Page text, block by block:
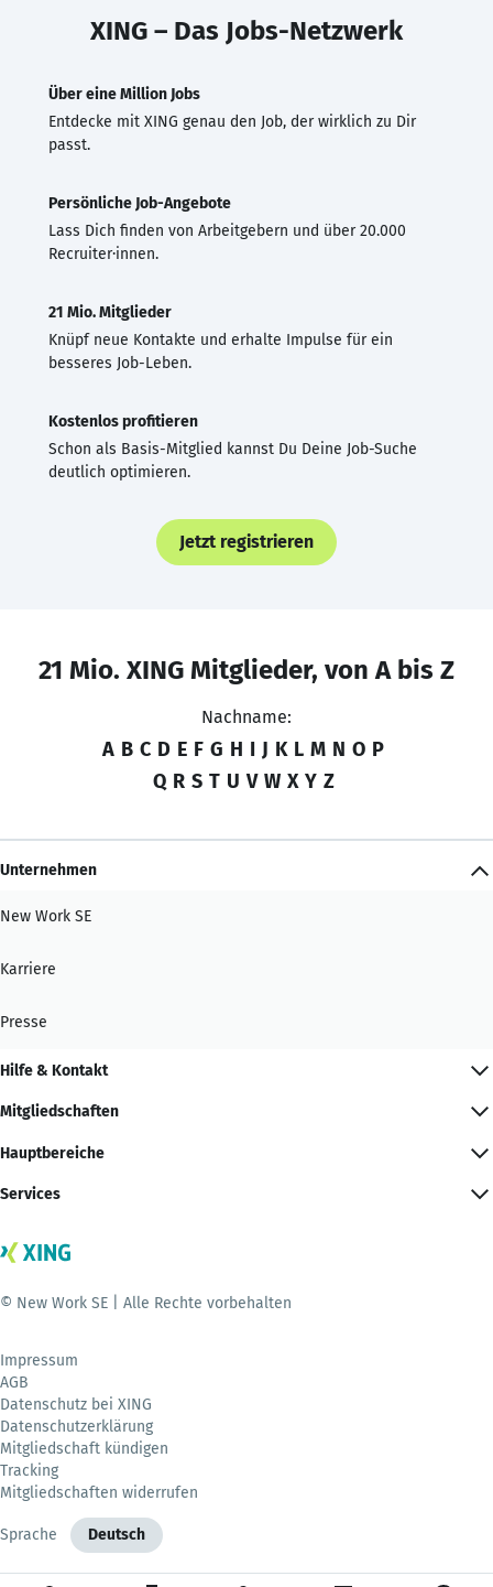
XING – Das Jobs-Netzwerk
Über eine Million Jobs
Entdecke mit XING genau den Job, der wirklich zu Dir
passt.
Persönliche Job-Angebote
Lass Dich finden von Arbeitgebern und über 20.000
Recruiter·innen.
21 Mio. Mitglieder
Knüpf neue Kontakte und erhalte Impulse für ein
besseres Job-Leben.
Kostenlos profitieren
Schon als Basis-Mitglied kannst Du Deine Job-Suche
deutlich optimieren.
Jetzt registrieren
21 Mio. XING Mitglieder, von A bis Z
Nachname:
A B C D E F G H I J K L M N O P
Q R S T U V W X Y Z
Unternehmen
New Work SE
Karriere
Presse
Hilfe & Kontakt
Mitgliedschaften
Hauptbereiche
Services
© New Work SE | Alle Rechte vorbehalten
Impressum
AGB
Datenschutz bei XING
Datenschutzerklärung
Mitgliedschaft kündigen
Tracking
Mitgliedschaften widerrufen
Sprache Deutsch